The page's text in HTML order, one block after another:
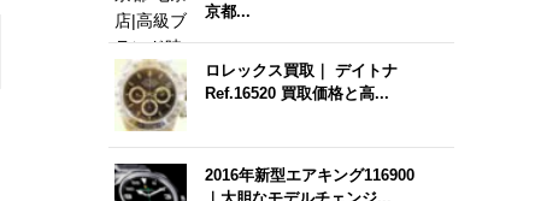
京都...
ロレックス買取｜ デイトナ
Ref.16520 買取価格と高...
2016年新型エアキング116900